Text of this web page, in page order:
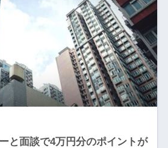
と面談で4万円分のポイントが